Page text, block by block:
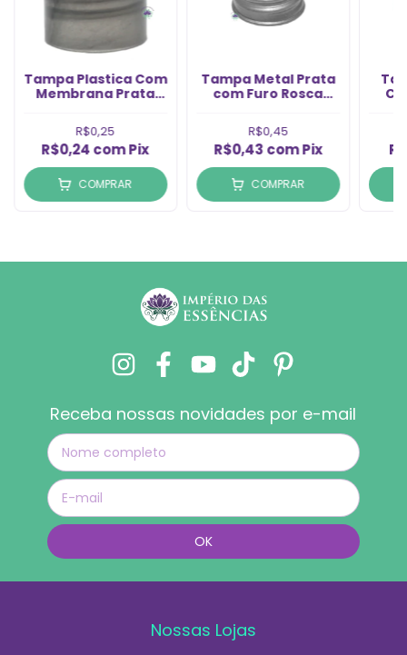
Tampa Plastica Com
Membrana Prata
R$0,25
R$0,24comPix
COMPRAR
Tampa Metal Prata
com Furo Rosca
R$0,45
R$0,43comPix
COMPRAR
Receba nossas novidades por e-mail
Nossas Lojas